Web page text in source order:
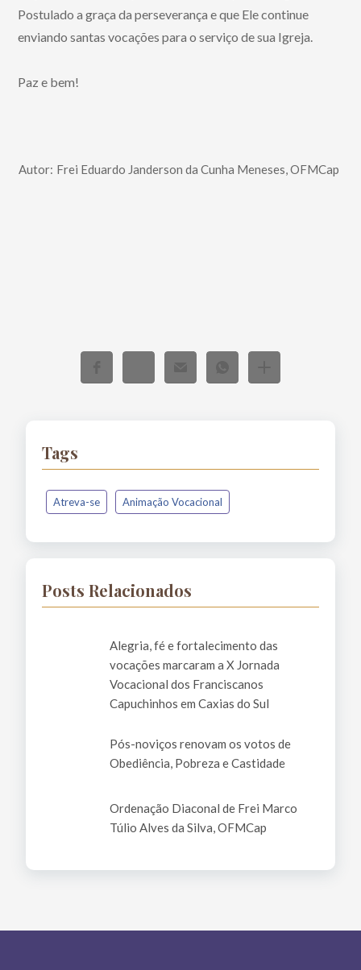
Postulado a graça da perseverança e que Ele continue
enviando santas vocações para o serviço de sua Igreja.
Paz e bem!
Autor: Frei Eduardo Janderson da Cunha Meneses, OFMCap
Tags
Atreva-se Animação Vocacional
Posts Relacionados
Alegria, fé e fortalecimento das
vocações marcaram a X Jornada
Vocacional dos Franciscanos
Capuchinhos em Caxias do Sul
Pós-noviços renovam os votos de
Obediência, Pobreza e Castidade
Ordenação Diaconal de Frei Marco
Túlio Alves da Silva, OFMCap